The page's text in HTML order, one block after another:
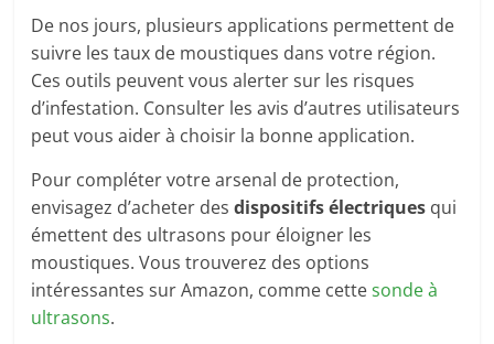
De nos jours, plusieurs applications permettent de
suivre les taux de moustiques dans votre région.
Ces outils peuvent vous alerter sur les risques
d’infestation. Consulter les avis d’autres utilisateurs
peut vous aider à choisir la bonne application.
Pour compléter votre arsenal de protection,
envisagez d’acheter desdispositifs électriques qui
émettent des ultrasons pour éloigner les
moustiques. Vous trouverez des options
intéressantes sur Amazon, comme cettesonde à
ultrasons.